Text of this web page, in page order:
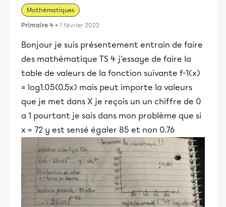
Mathématiques
Primaire 4 • 1 février 2022
Bonjour je suis présentement entrain de faire
des mathématique TS 4 j'essaye de faire la
table de valeurs de la fonction suivante f-1(x)
= log1.05(0.5x) mais peut importe la valeurs
que je met dans X je reçois un un chiffre de 0
a 1 pourtant je sais dans mon problème que si
x = 72 y est sensé égaler 85 et non 0.76